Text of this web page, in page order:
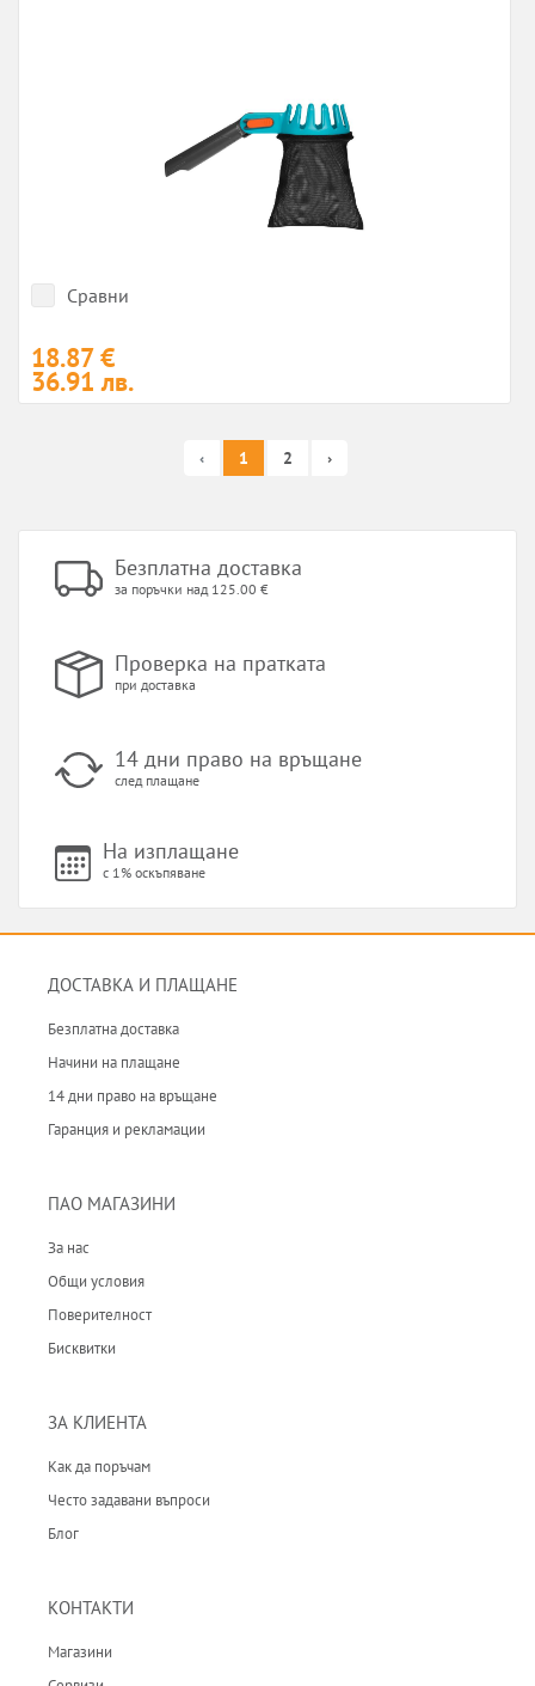
Сравни
18.87 €
36.91 лв.
‹ 1 2 ›
Безплатна доставка
за поръчки над 125.00 €
Проверка на пратката
при доставка
14 дни право на връщане
след плащане
На изплащане
с 1% оскъпяване
ДОСТАВКА И ПЛАЩАНЕ
Безплатна доставка
Начини на плащане
14 дни право на връщане
Гаранция и рекламации
ПАО МАГАЗИНИ
За нас
Общи условия
Поверителност
Бисквитки
ЗА КЛИЕНТА
Как да поръчам
Често задавани въпроси
Блог
КОНТАКТИ
Магазини